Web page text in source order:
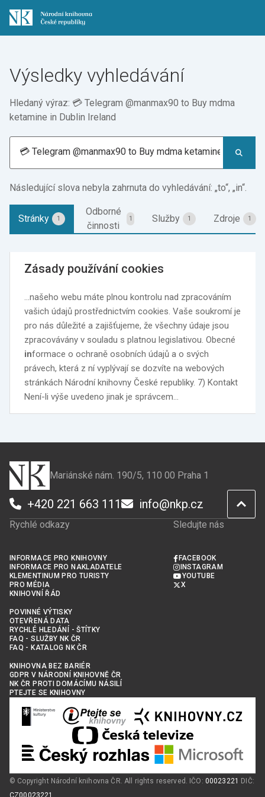
Výsledky vyhledávání
Hledaný výraz: 💳 Telegram @manmax90 to Buy mdma
ketamine in Dublin Ireland
Následující slova nebyla zahrnuta do vyhledávání: „to“, „in“.
Stránky 1
Odborné
činnosti
1 Služby 1 Zdroje 1
Zásady používání cookies
…našeho webu máte plnou kontrolu nad zpracováním
vašich údajů prostřednictvím cookies. Vaše soukromí je
pro nás důležité a zajišťujeme, že všechny údaje jsou
zpracovávány v souladu s platnou legislativou. Obecné
informace o ochraně osobních údajů a o svých
právech, která z ní vyplývají se dozvíte na webových
stránkách Národní knihovny České republiky. 7) Kontakt
Není-li výše uvedeno jinak je správcem…
Mariánské nám. 190/5, 110 00 Praha 1
+420 221 663 111 info@nkp.cz
Rychlé odkazy
INFORMACE PRO KNIHOVNY
INFORMACE PRO NAKLADATELE
KLEMENTINUM PRO TURISTY
PRO MÉDIA
KNIHOVNÍ ŘÁD
POVINNÉ VÝTISKY
OTEVŘENÁ DATA
RYCHLÉ HLEDÁNÍ - ŠTÍTKY
FAQ - SLUŽBY NK ČR
FAQ - KATALOG NK ČR
KNIHOVNA BEZ BARIÉR
GDPR V NÁRODNÍ KNIHOVNĚ ČR
NK ČR PROTI DOMÁCÍMU NÁSILÍ
PTEJTE SE KNIHOVNY
Sledujte nás
FACEBOOK
INSTAGRAM
YOUTUBE
X
© Copyright Národní knihovna ČR. All rights reserved. IČO: 00023221 DIČ:
CZ00023221